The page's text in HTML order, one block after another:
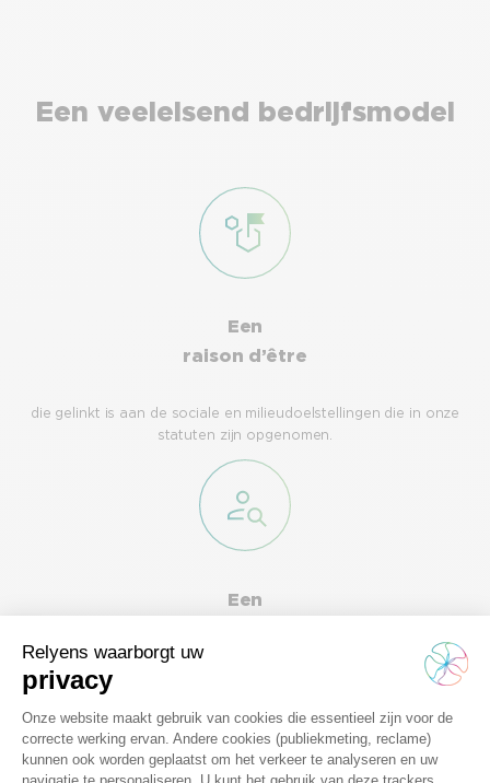
Een veeleisend bedrijfsmodel
Een
raison d’être
die gelinkt is aan de sociale en milieudoelstellingen die in onze
statuten zijn opgenomen.
Een
die bestaat uit externe belanghebbenden en ervoor zorgt
dat we onze missie naleven.